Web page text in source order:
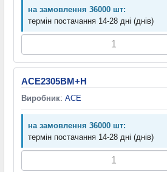
на замовлення 36000 шт:
термін постачання 14-28 дні (днів)
ACE2305BM+H
Виробник: ACE
на замовлення 36000 шт:
термін постачання 14-28 дні (днів)